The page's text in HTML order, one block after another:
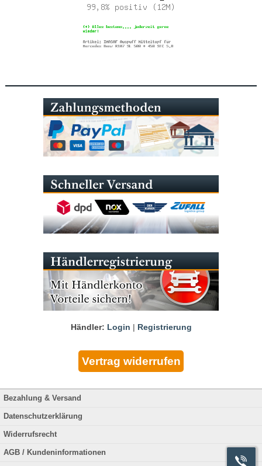
Händler: Login | Registrierung
Bezahlung & Versand
Datenschutzerklärung
Widerrufsrecht
AGB / Kundeninformationen